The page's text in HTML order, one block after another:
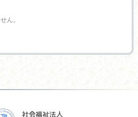
ん。
社会福祉法人